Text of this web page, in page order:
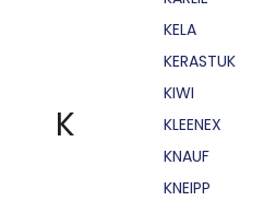
K
KELA
KERASTUK
KIWI
KLEENEX
KNAUF
KNEIPP